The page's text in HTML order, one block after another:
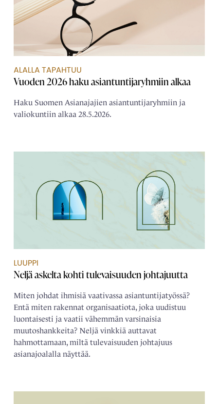
ALALLA TAPAHTUU
Vuoden 2026 haku asiantuntijaryhmiin alkaa
Haku Suomen Asianajajien asiantuntijaryhmiin ja
valiokuntiin alkaa 28.5.2026.
LUUPPI
Neljä askelta kohti tulevaisuuden johtajuutta
Miten johdat ihmisiä vaativassa asiantuntijatyössä?
Entä miten rakennat organisaatiota, joka uudistuu
luontaisesti ja vaatii vähemmän varsinaisia
muutoshankkeita? Neljä vinkkiä auttavat
hahmottamaan, miltä tulevaisuuden johtajuus
asianajoalalla näyttää.